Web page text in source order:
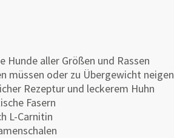
aller Größen und Rassen
müssen oder zu Übergewicht neigen
Rezeptur und leckerem Huhn
Fasern
L-Carnitin